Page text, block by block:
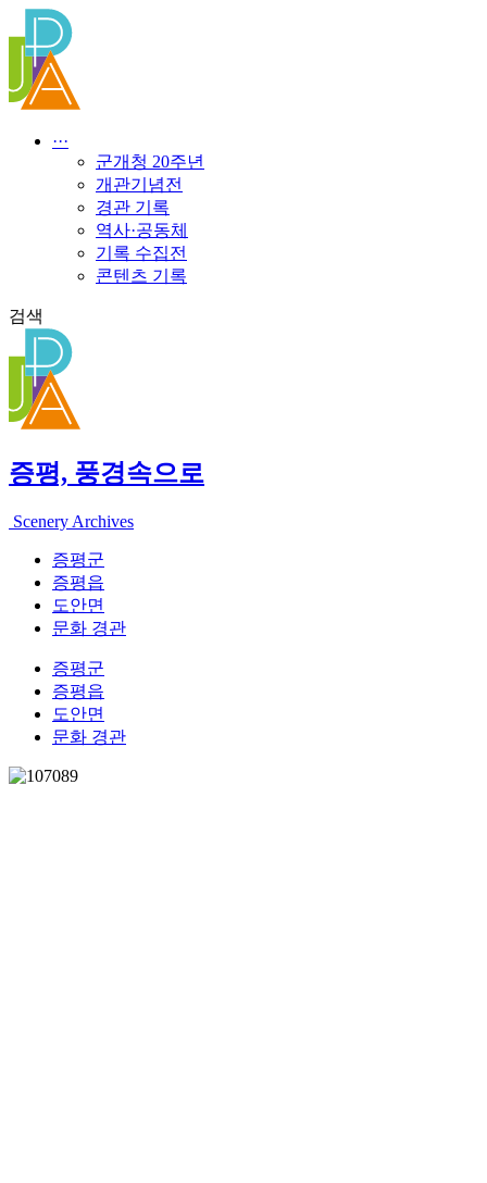
텐
로
건
···
군개청 20주년
개관기념전
경관 기록
역사·공동체
기록 수집전
콘텐츠 기록
검색
증평, 풍경속으로
Scenery Archives
증평군
증평읍
도안면
문화 경관
증평군
증평읍
도안면
문화 경관